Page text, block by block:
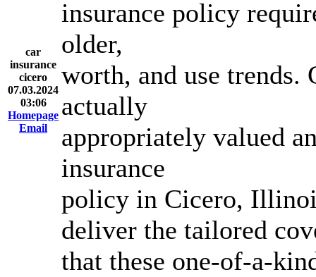
car
insurance
cicero
07.03.2024
03:06
Homepage
Email
insurance policy
older,
worth, and use trends.
actually
appropriately valued
insurance
policy in Cicero,
deliver the tailored
that these one-of-a-